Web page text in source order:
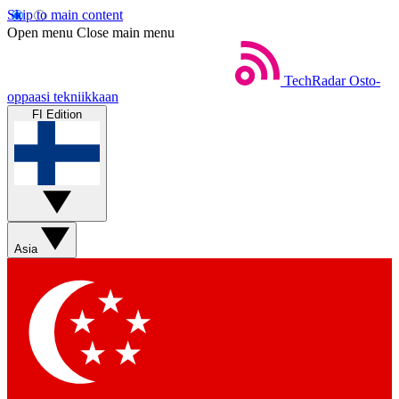
Skip to main content
Open menu Close main menu
TechRadar Osto-
oppaasi tekniikkaan
FI Edition
Asia